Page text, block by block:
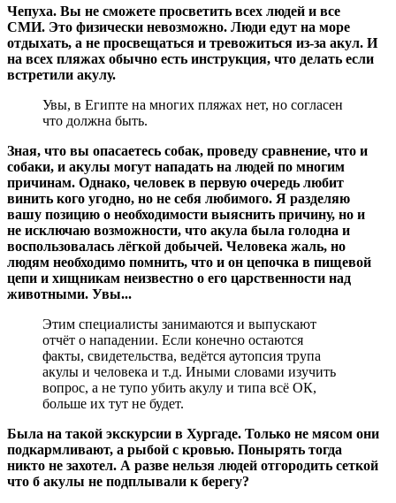
Чепуха. Вы не сможете просветить всех людей и все
СМИ. Это физически невозможно. Люди едут на море
отдыхать, а не просвещаться и тревожиться из-за акул. И
на всех пляжах обычно есть инструкция, что делать если
встретили акулу.
Увы, в Египте на многих пляжах нет, но согласен
что должна быть.
Зная, что вы опасаетесь собак, проведу сравнение, что и
собаки, и акулы могут нападать на людей по многим
причинам. Однако, человек в первую очередь любит
винить кого угодно, но не себя любимого. Я разделяю
вашу позицию о необходимости выяснить причину, но и
не исключаю возможности, что акула была голодна и
воспользовалась лёгкой добычей. Человека жаль, но
людям необходимо помнить, что и он цепочка в пищевой
цепи и хищникам неизвестно о его царственности над
животными. Увы...
Этим специалисты занимаются и выпускают
отчёт о нападении. Если конечно остаются
факты, свидетельства, ведётся аутопсия трупа
акулы и человека и т.д. Иными словами изучить
вопрос, а не тупо убить акулу и типа всё ОК,
больше их тут не будет.
Была на такой экскурсии в Хургаде. Только не мясом они
подкармливают, а рыбой с кровью. Понырять тогда
никто не захотел. А разве нельзя людей отгородить сеткой
что б акулы не подплывали к берегу?